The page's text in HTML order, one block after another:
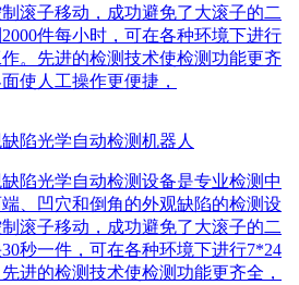
滚子移动，成功避免了大滚子的二
件每小时，可在各种环境下进行
。先进的检测技术使检测功能更齐
使人工操作更便捷，
陷光学自动检测机器人
陷光学自动检测设备是专业检测中
、凹穴和倒角的外观缺陷的检测设
滚子移动，成功避免了大滚子的二
秒一件，可在各种环境下进行7*24
进的检测技术使检测功能更齐全，